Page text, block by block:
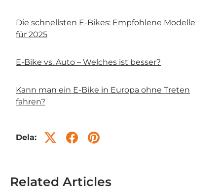
Die schnellsten E-Bikes: Empfohlene Modelle
für 2025
E-Bike vs. Auto – Welches ist besser?
Kann man ein E-Bike in Europa ohne Treten
fahren?
Dela:
Related Articles